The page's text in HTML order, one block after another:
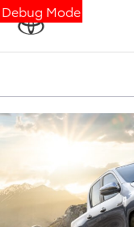
Debug Mode